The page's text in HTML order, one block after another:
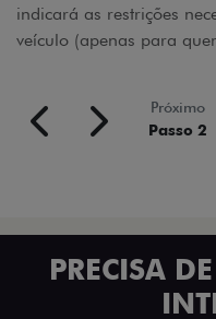
indicará as restrições
veículo (apenas para
Próximo
Passo 2
PRECISA